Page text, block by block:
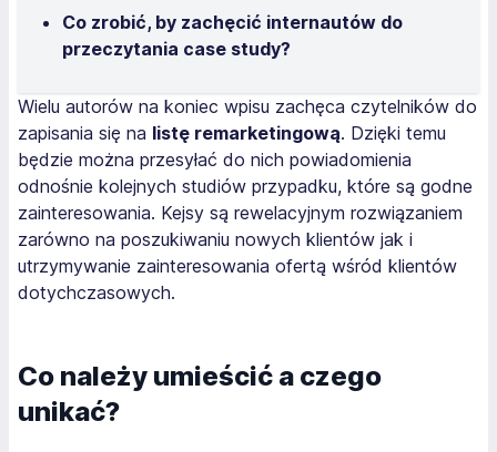
Co zrobić, by zachęcić internautów do
przeczytania case study?
Wielu autorów na koniec wpisu zachęca czytelników do
zapisania się na listę remarketingową. Dzięki temu
będzie można przesyłać do nich powiadomienia
odnośnie kolejnych studiów przypadku, które są godne
zainteresowania. Kejsy są rewelacyjnym rozwiązaniem
zarówno na poszukiwaniu nowych klientów jak i
utrzymywanie zainteresowania ofertą wśród klientów
dotychczasowych.
Co należy umieścić a czego
unikać?